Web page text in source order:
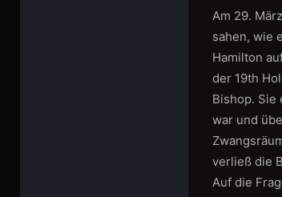
Am 29.
sahen, wie
Hamilton
der 19th
Bishop.
war und
verließ die
Auf die